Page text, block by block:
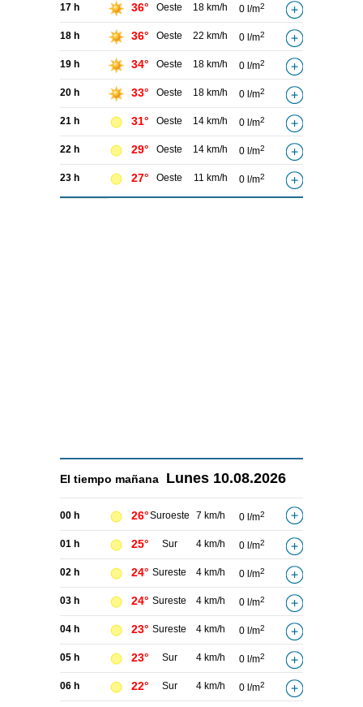
17 h 36° Oeste 18 km/h 0 l/m2
18 h 36° Oeste 22 km/h 0 l/m2
19 h 34° Oeste 18 km/h 0 l/m2
20 h 33° Oeste 18 km/h 0 l/m2
21 h 31° Oeste 14 km/h 0 l/m2
22 h 29° Oeste 14 km/h 0 l/m2
23 h 27° Oeste 11 km/h 0 l/m2
El tiempo mañana Lunes 10.08.2026
00 h 26°Suroeste 7 km/h 0 l/m2
01 h 25° Sur 4 km/h 0 l/m2
02 h 24° Sureste 4 km/h 0 l/m2
03 h 24° Sureste 4 km/h 0 l/m2
04 h 23° Sureste 4 km/h 0 l/m2
05 h 23° Sur 4 km/h 0 l/m2
06 h 22° Sur 4 km/h 0 l/m2